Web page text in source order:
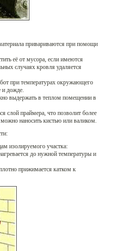
привариваются при помощи
её от мусора, если имеются
случаях кровля удаляется
при температурах окружающего
и дожде.
выдержать в теплом помещении в
слой праймера, что позволит более
наносить кистью или валиком.
изолируемого участка:
до нужной температуры и
прижимается катком к